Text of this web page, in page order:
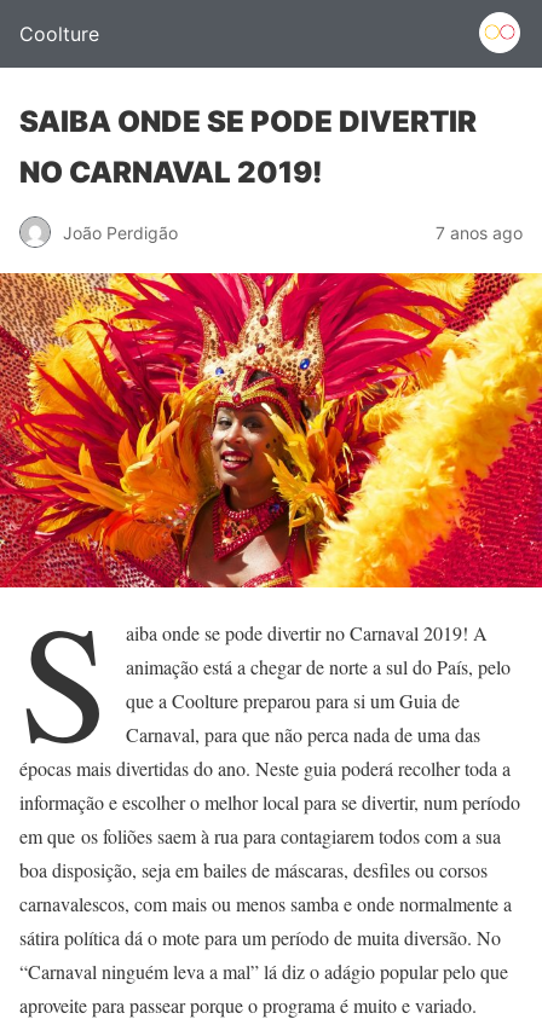
Coolture
SAIBA ONDE SE PODE DIVERTIR
NO CARNAVAL 2019!
João Perdigão 7 anos ago
S
aiba onde se pode divertir no Carnaval 2019! A
animação está a chegar de norte a sul do País, pelo
que a Coolture preparou para si um Guia de
Carnaval, para que não perca nada de uma das
épocas mais divertidas do ano. Neste guia poderá recolher toda a
informação e escolher o melhor local para se divertir, num período
em que os foliões saem à rua para contagiarem todos com a sua
boa disposição, seja em bailes de máscaras, desfiles ou corsos
carnavalescos, com mais ou menos samba e onde normalmente a
sátira política dá o mote para um período de muita diversão. No
“Carnaval ninguém leva a mal” lá diz o adágio popular pelo que
aproveite para passear porque o programa é muito e variado.